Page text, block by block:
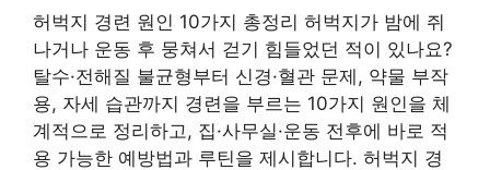
허벅지 경련 원인 10가지 총정리 허벅지가 밤에 쥐
나거나 운동 후 뭉쳐서 걷기 힘들었던 적이 있나요?
탈수·전해질 불균형부터 신경·혈관 문제, 약물 부작
용, 자세 습관까지 경련을 부르는 10가지 원인을 체
계적으로 정리하고, 집·사무실·운동 전후에 바로 적
용 가능한 예방법과 루틴을 제시합니다. 허벅지 경